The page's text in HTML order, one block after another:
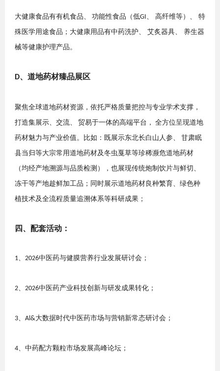
大健康食品有有机食品、 功能性食品（低GI、 高纤维等）、 特
殊医学用途食品；大健康用品有中药洗护、 艾炙器具、 养生器
械等健康护理产品。
D、 道地药材臻品展区
聚焦全球道地药材资源，依托严格质量把控与专业学术支撑，
打造集展示、交流、 贸易于一体的高端平台， 全方位呈现道地
药材魅力与产业价值。比如：既展示东北长白山人参、 甘肃眠
县当归等大宗常用道地药材及冬虫戛草等珍稀濒危道地药材
（均经产地溯源与品质检测），也展现传统炮制饮片与鲜切、
冻干等产地趁鲜加工品；同时展示道地药材良种繁育、绿色种
植技术及全流程质量追溯体系等科研成果；
四、配套活动：
1、 2026中医药与健膜营养行业发展研讨会 ；
2、 2026中医药产业科技创新与研发成果转化 ；
3、 Al&大数据时代中医药市场与营销新常态研讨会 ；
4、 中药配方颗粒市场发展高峰论坛 ；